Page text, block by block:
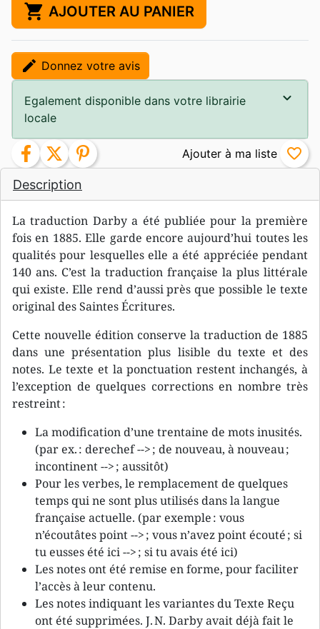
Description
La traduction Darby a été publiée pour la première
fois en 1885. Elle garde encore aujourd’hui toutes les
qualités pour lesquelles elle a été appréciée pendant
140 ans. C’est la traduction française la plus littérale
qui existe. Elle rend d’aussi près que possible le texte
original des Saintes Écritures.
Cette nouvelle édition conserve la traduction de 1885
dans une présentation plus lisible du texte et des
notes. Le texte et la ponctuation restent inchangés, à
l’exception de quelques corrections en nombre très
restreint :
La modification d’une trentaine de mots inusités.
(par ex. : derechef --> ; de nouveau, à nouveau ;
incontinent --> ; aussitôt)
Pour les verbes, le remplacement de quelques
temps qui ne sont plus utilisés dans la langue
française actuelle. (par exemple : vous
n’écoutâtes point --> ; vous n’avez point écouté ; si
tu eusses été ici --> ; si tu avais été ici)
Les notes ont été remise en forme, pour faciliter
l’accès à leur contenu.
Les notes indiquant les variantes du Texte Reçu
ont été supprimées. J. N. Darby avait déjà fait le
shopping_cart AJOUTER AU PANIER
edit Donnez votre avis
Egalement disponible dans votre librairie
locale
facebook twitter pinterest favorite_border